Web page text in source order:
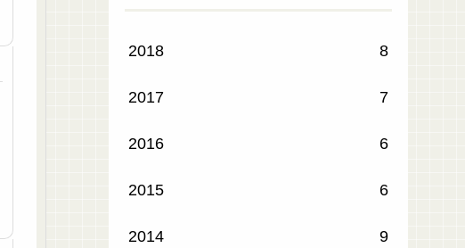
2018 8
2017 7
2016 6
2015 6
2014 9